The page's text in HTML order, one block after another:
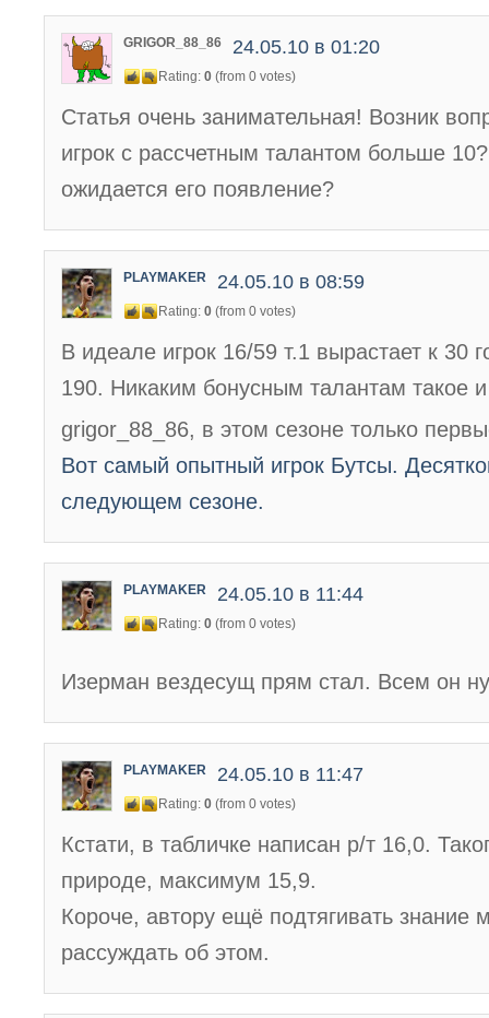
GRIGOR_88_86 24.05.10 в 01:20
Rating: 0 (from 0 votes)
Статья очень занимательная! Возник
игрок с рассчетным талантом больше
ожидается его появление?
PLAYMAKER 24.05.10 в 08:59
Rating: 0 (from 0 votes)
В идеале игрок 16/59 т.1 вырастает к 30
190. Никаким бонусным талантам такое
grigor_88_86, в этом сезоне только
Вот самый опытный игрок Бутсы.
следующем сезоне.
PLAYMAKER 24.05.10 в 11:44
Rating: 0 (from 0 votes)
Изерман вездесущ прям стал. Всем он
PLAYMAKER 24.05.10 в 11:47
Rating: 0 (from 0 votes)
Кстати, в табличке написан р/т 16,0.
природе, максимум 15,9.
Короче, автору ещё подтягивать знание
рассуждать об этом.